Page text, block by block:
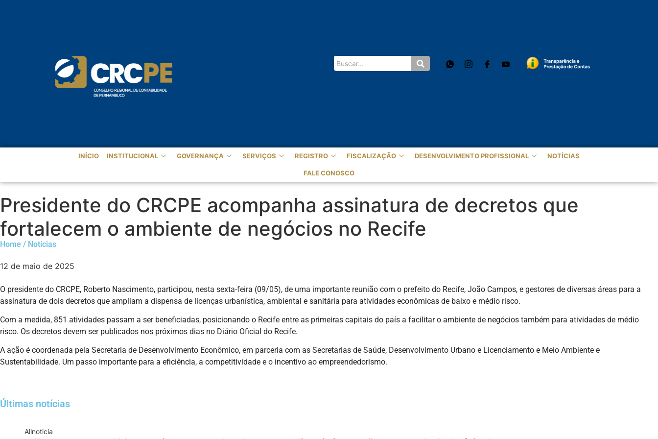
INÍCIO INSTITUCIONAL GOVERNANÇA SERVIÇOS REGISTRO FISCALIZAÇÃO DESENVOLVIMENTO PROFISSIONAL NOTÍCIAS
FALE CONOSCO
Presidente do CRCPE acompanha assinatura de decretos que
fortalecem o ambiente de negócios no Recife
Home / Notícias
12 de maio de 2025
O presidente do CRCPE, Roberto Nascimento, participou, nesta sexta-feira (09/05), de uma importante reunião com o prefeito do Recife, João Campos, e gestores de diversas áreas para a
assinatura de dois decretos que ampliam a dispensa de licenças urbanística, ambiental e sanitária para atividades econômicas de baixo e médio risco.
Com a medida, 851 atividades passam a ser beneficiadas, posicionando o Recife entre as primeiras capitais do país a facilitar o ambiente de negócios também para atividades de médio
risco. Os decretos devem ser publicados nos próximos dias no Diário Oficial do Recife.
A ação é coordenada pela Secretaria de Desenvolvimento Econômico, em parceria com as Secretarias de Saúde, Desenvolvimento Urbano e Licenciamento e Meio Ambiente e
Sustentabilidade. Um passo importante para a eficiência, a competitividade e o incentivo ao empreendedorismo.
Últimas notícias
Allnoticia